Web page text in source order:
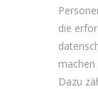
die
Dazu